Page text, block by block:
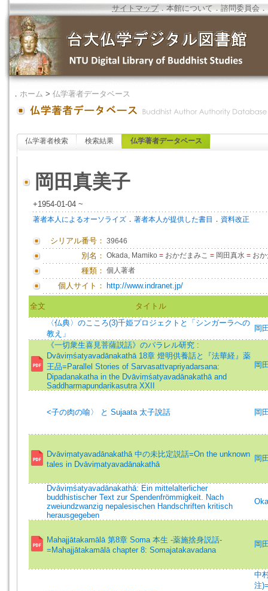
サイトマップ．本館について ．諮問委員会 ．
． ホーム > 仏学著者データベース
仏学著者検索 検索結果 仏学著者データベース
岡田真美子
+1954-01-04 ~
著者本人によるオーソライズ ． 著者本人が提供した書目 ． 資料改正
シリアル番号： 39646
別名： Okada, Mamiko = おかだまみこ = 岡田真水 = お
種類： 個人著者
個人サイト： http://www.indranet.jp/
全文
タイトル
〈仏典〉のこころ(3)千姫プロジェクトと「シンガーラへの
教え」
岡
《一切衆生喜見菩薩説話》のパラレル研究 :
Dvāviṃśatyavadānakathā 18章 燈明供養話と『法華経』薬
王品=Parallel Stories of Sarvasattvapriyadarsana:
Dipadanakatha in the Dvāviṃśatyavadānakathā and
Saddharmapundarikasutra XXII
岡
<子の肉の喻〉 と Sujaata 太子說話 岡
Dvāviṃatyavadānakathā 中の未比定説話=On the unknown
tales in Dvāviṃatyavadānakathā
岡
Dvāviṃśatyavadānakathā: Ein mittelalterlicher
buddhistischer Text zur Spendenfrömmigkeit. Nach
zweiundzwanzig nepalesischen Handschriften kritisch
herausgegeben
Mahajjātakamālā 第8章 Soma 本生 -薬施捨身説話-
=Mahajjātakamālā chapter 8: Somajatakavadana
岡
中
注